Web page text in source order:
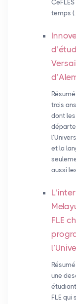
temps
trois
dont
et la
aussi
FLE
une
FLE